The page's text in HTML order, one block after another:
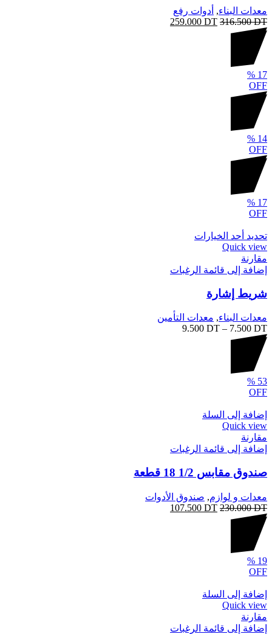
معدات البناء, أدوات رفع
316.500DT
259.000 DT
17
%
OFF
14
%
OFF
17
%
OFF
تحديد أحد الخيارات
Quick view
مقارنة
إضافة إلى قائمة الرغبات
شريط إشارة
معدات البناء, معدات التأمين
7.500 DT
–
9.500 DT
53
%
OFF
إضافة إلى السلة
Quick view
مقارنة
إضافة إلى قائمة الرغبات
صندوق مقابس 1/2 18 قطعة
معدات و لوازم, صندوق الأدوات
230.000DT
107.500 DT
19
%
OFF
إضافة إلى السلة
Quick view
مقارنة
إضافة إلى قائمة الرغبات